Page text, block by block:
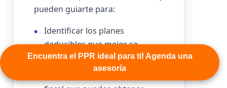
Encuentra el PPR ideal para ti! Agenda una
asesoría
pueden guiarte para:
Identificar los planes
deducibles que mejor se
adaptan a tu perfil y objetivos.